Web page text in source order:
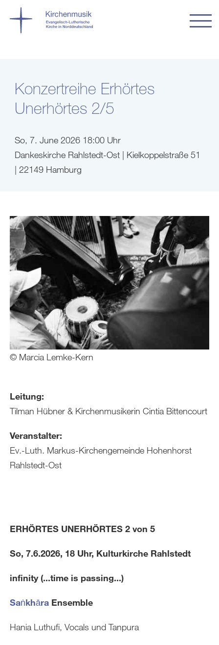
Konzertreihe Erhörtes
Unerhörtes 2/5
So, 7. June 2026 18:00 Uhr
Dankeskirche Rahlstedt-Ost | Kielkoppelstraße 51
| 22149 Hamburg
© Marcia Lemke-Kern
Leitung:
Tilman Hübner & Kirchenmusikerin Cintia Bittencourt
Veranstalter:
Ev.-Luth. Markus-Kirchengemeinde Hohenhorst
Rahlstedt-Ost
ERHÖRTES UNERHÖRTES 2 von 5
So, 7.6.2026, 18 Uhr, Kulturkirche Rahlstedt
infinity (...time is passing...)
Saṅkhāra Ensemble
Hania Luthufi, Vocals und Tanpura